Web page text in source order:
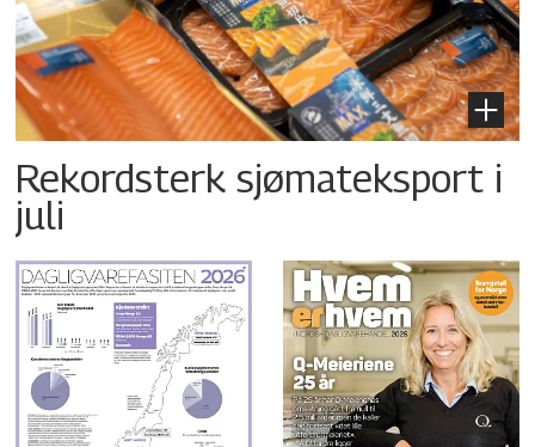
Rekordsterk sjømateksport i
juli